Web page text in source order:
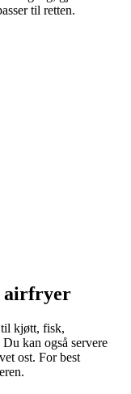
til retten.
airfryer
kjøtt, fisk,
kan også servere
ost. For best